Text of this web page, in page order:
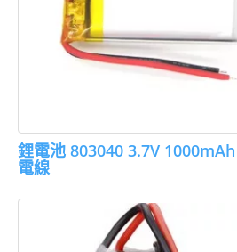
鋰電池 803040 3.7V
電線